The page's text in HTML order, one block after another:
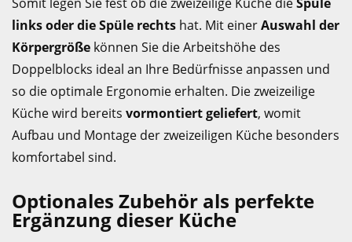
links oder die Spüle rechts hat. Mit einerAuswahl der
Körpergröße können Sie die Arbeitshöhe des
Doppelblocks ideal an Ihre Bedürfnisse anpassen und
so die optimale Ergonomie erhalten. Die zweizeilige
Küche wird bereits vormontiert geliefert, womit
Aufbau und Montage der zweizeiligen Küche besonders
komfortabel sind.
Optionales Zubehör als perfekte
Ergänzung dieser Küche